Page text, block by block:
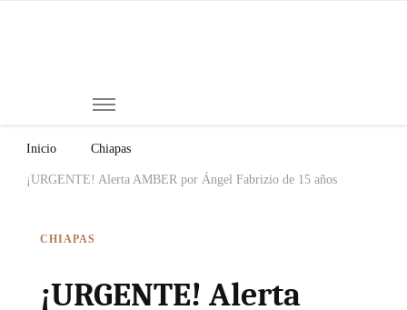
Inicio Chiapas
¡URGENTE! Alerta AMBER por Ángel Fabrizio de 15 años
CHIAPAS
¡URGENTE! Alerta